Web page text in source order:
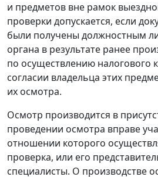
и предметов вне рамок
проверки допускается, если
были получены должностным
органа в результате ранее
по осуществлению налогового
согласии владельца этих
их осмотра.
Осмотр производится в
проведении осмотра вправе
отношении которого
проверка, или его
специалисты. О производстве